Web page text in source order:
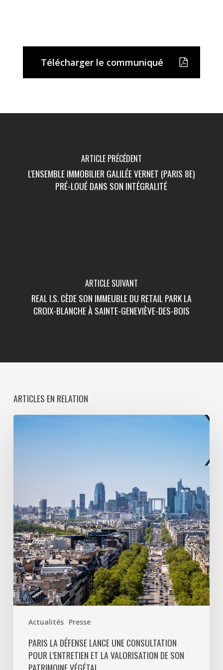
Télécharger le communiqué
ARTICLE PRÉCÉDENT
L'ENSEMBLE IMMOBILIER GALILÉE VERNET (PARIS 8E)
PRÉ-LOUÉ DANS SON INTÉGRALITÉ
ARTICLE SUIVANT
REAL I.S. CÈDE SON IMMEUBLE DU RETAIL PARK LA
CROIX-BLANCHE À SAINTE-GENEVIÈVE-DES-BOIS
ARTICLES EN RELATION
Actualités Presse
Paris
La
Défense
consultation
pour
l’entretien
et
la
valorisation
de
son
patrimoine
végétal
PARIS LA DÉFENSE LANCE UNE CONSULTATION
POUR L’ENTRETIEN ET LA VALORISATION DE SON